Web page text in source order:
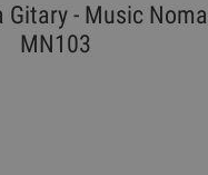
Gitary - Music
MN103